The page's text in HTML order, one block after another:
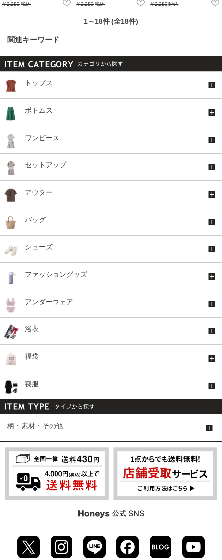
￥2,280税込
￥2,280税込
￥2,280税込
1～18件 (全18件)
関連キーワード
トップス
ボトムス
ワンピース
セットアップ
アウター
バッグ
シューズ
ファッショングッズ
アンダーウェア
浴衣
福袋
喪服
柄・素材・その他